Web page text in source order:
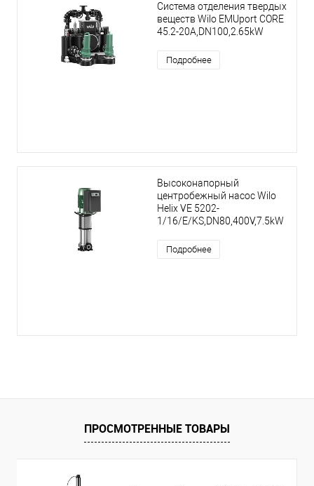
Система отделения твердых
веществ Wilo EMUport CORE
45.2-20A,DN100,2.65kW
Подробнее
Высоконапорный
центробежный насос Wilo
Helix VE 5202-
1/16/E/KS,DN80,400V,7.5kW
Подробнее
ПРОСМОТРЕННЫЕ ТОВАРЫ